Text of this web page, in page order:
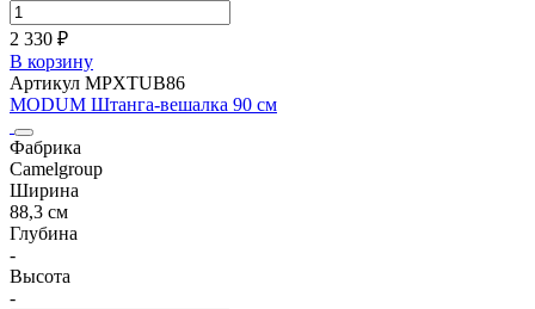
2 330 ₽
В корзину
Артикул MPXTUB86
MODUM Штанга-вешалка 90 см
Фабрика
Camelgroup
Ширина
88,3 см
Глубина
-
Высота
-